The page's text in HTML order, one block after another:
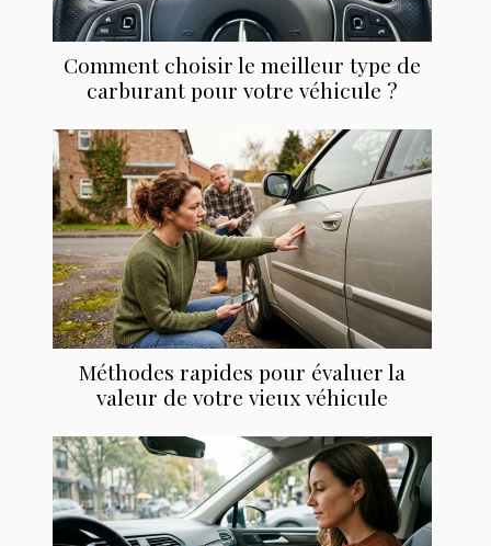
Comment choisir le meilleur type de
carburant pour votre véhicule ?
Méthodes rapides pour évaluer la
valeur de votre vieux véhicule